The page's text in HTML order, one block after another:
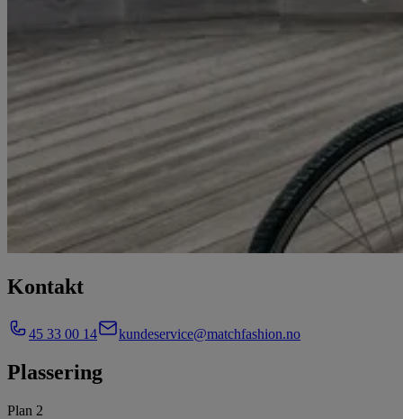
Kontakt
45 33 00 14 kundeservice@matchfashion.no
Plassering
Plan 2